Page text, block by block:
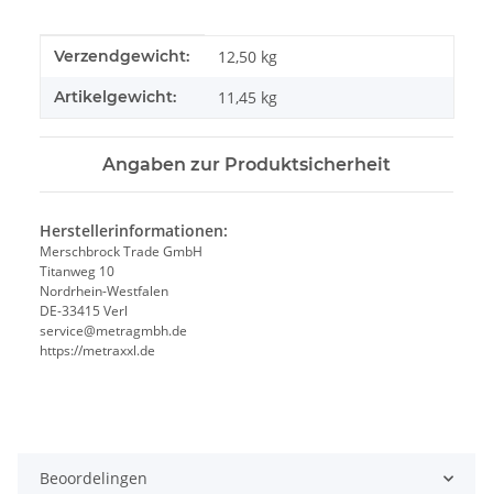
#productDetails.itemInformation#
#productDetails.itemValue#
Verzendgewicht: 12,50 kg
Artikelgewicht: 11,45 kg
Angaben zur Produktsicherheit
Herstellerinformationen:
Merschbrock Trade GmbH
Titanweg 10
Nordrhein-Westfalen
DE-33415 Verl
service@metragmbh.de
https://metraxxl.de
Beoordelingen